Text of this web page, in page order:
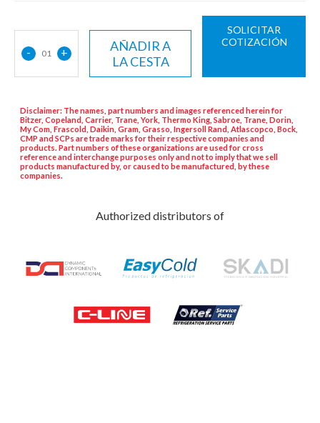
- 01 +
AÑADIR A
LA CESTA
SOLICITAR
COTIZACIÓN
Disclaimer: The names, part numbers and images referenced herein for
Bitzer, Copeland, Carrier, Trane, York, Thermo King, Sabroe, Trane, Dorin,
My Com, Frascold, Daikin, Gram, Grasso, Ingersoll Rand, Atlascopco, Bock,
CMP and SCPs are trade marks for their respective companies and
products. Part numbers of these organizations are used for cross
reference and interchange purposes only and not to imply that we sell
products manufactured by, or caused to be manufactured, by these
companies.
Authorized distributors of